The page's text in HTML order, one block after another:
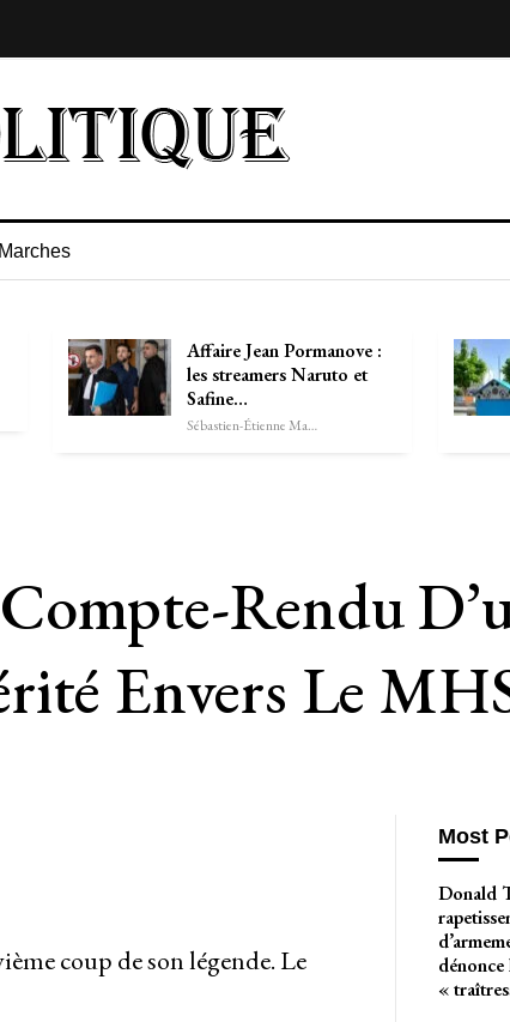
Affaire Jean Pormanove :
les streamers Naruto et
Safine…
Sébastien-Étienne Marechal
Rendu
Envers Le
coup de son légende. Le
Most
Donald
«